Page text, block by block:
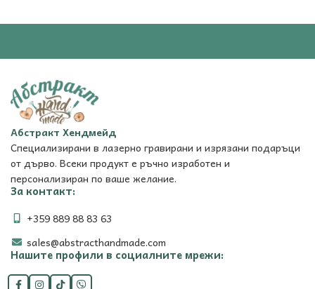
Абстракт Хендмейд
Специализирани в лазерно гравирани и изрязани подаръци
от дърво. Всеки продукт е ръчно изработен и
персонализиран по ваше желание.
За контакт:
+359 889 88 83 63
sales@abstracthandmade.com
Нашите профили в социалните мрежи: